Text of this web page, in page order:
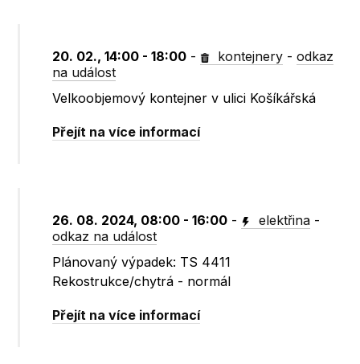
20. 02., 14:00 - 18:00 - kontejnery -odkaz
na událost
Velkoobjemový kontejner v ulici Košíkářská
Přejít na více informací
26. 08. 2024, 08:00 - 16:00 - elektřina -
odkaz na událost
Plánovaný výpadek: TS 4411
Rekostrukce/chytrá - normál
Přejít na více informací